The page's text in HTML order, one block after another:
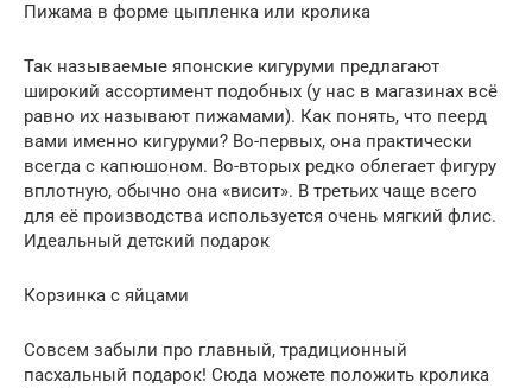
Пижама в форме цыпленка или кролика
Так называемые японские кигуруми предлагают
широкий ассортимент подобных (у нас в магазинах всё
равно их называют пижамами). Как понять, что пеерд
вами именно кигуруми? Во-первых, она практически
всегда с капюшоном. Во-вторых редко облегает фигуру
вплотную, обычно она «висит». В третьих чаще всего
для её производства используется очень мягкий флис.
Идеальный детский подарок
Корзинка с яйцами
Совсем забыли про главный, традиционный
пасхальный подарок! Сюда можете положить кролика